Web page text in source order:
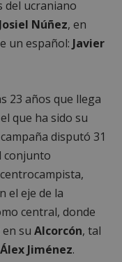
del ucraniano
Josiel Núñez, en
un español: Javier
23 años que llega
que ha sido su
disputó 31
conjunto
el eje de la
central, donde
en su Alcorcón, tal
Álex Jiménez.